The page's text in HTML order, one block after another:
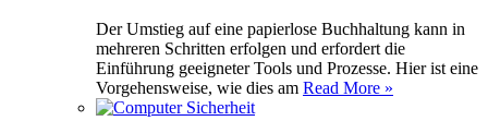
Der Umstieg auf eine papierlose Buchhaltung kann in
mehreren Schritten erfolgen und erfordert die
Einführung geeigneter Tools und Prozesse. Hier ist eine
Vorgehensweise, wie dies am Read More »